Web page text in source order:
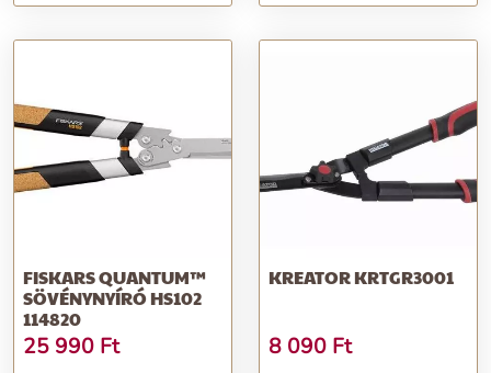
FISKARS QUANTUM™
SÖVÉNYNYÍRÓ HS102
114820
25 990 Ft
KREATOR KRTGR3001
8 090 Ft